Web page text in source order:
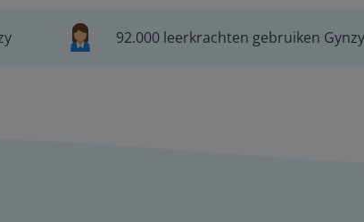
92.000 leerkrachten gebruiken Gynzy